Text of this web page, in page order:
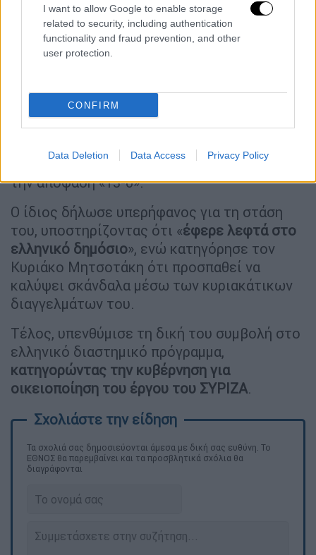
I want to allow Google to enable storage
related to security, including authentication
functionality and fraud prevention, and other
user protection.
CONFIRM
Data Deletion Data Access Privacy Policy
video
Κλείνοντας, ο κ. Παππάς δεν παρέλειψε να
απαντήσει στις αιτιάσεις της
Δημοκρατίαςγια το Ειδικό Δικαστήριο και
την απόφαση «13-0».
Ο ίδιος δήλωσε υπερήφανος για τη στάση
του, υποστηρίζοντας ότι «έφερε λεφτά στο
ελληνικό δημόσιο», ενώ κατηγόρησε τον
Κυριάκο Μητσοτάκη ότι προσπαθεί να
καλύψει σκάνδαλα μέσω των κυριακάτικων
διαγγελμάτων του.
Τέλος, υπενθύμισε τη δική του συμβολή στο
ελληνικό διαστημικό πρόγραμμα,
κατηγορώντας την κυβέρνηση για
οικειοποίηση του έργου του ΣΥΡΙΖΑ.
Τα σχολιά σας δημοσιεύονται άμεσα με δική σας ευθύνη. Το
ΕΘΝΟΣ θα παρεμβαίνει και τα προσβλητικά σχόλια θα
διαγράφονται